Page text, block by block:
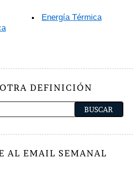
Energía Térmica
DEFINICIÓN
AL EMAIL SEMANAL